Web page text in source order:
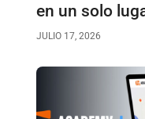
en un solo
JULIO 17, 2026